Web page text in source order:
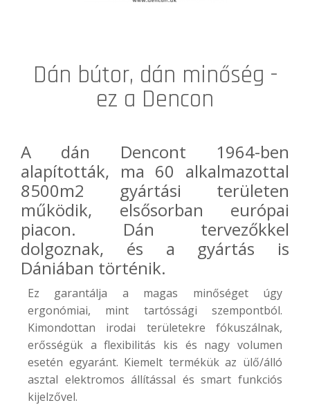
Dán bútor, dán minőség -
ez a Dencon
A dán Dencont 1964-ben
alapították, ma 60 alkalmazottal
8500m2 gyártási területen
működik, elsősorban európai
piacon. Dán tervezőkkel
dolgoznak, és a gyártás is
Dániában történik.
Ez garantálja a magas minőséget úgy
ergonómiai, mint tartóssági szempontból.
Kimondottan irodai területekre fókuszálnak,
erősségük a flexibilitás kis és nagy volumen
esetén egyaránt. Kiemelt termékük az ülő/álló
asztal elektromos állítással és smart funkciós
kijelzővel.